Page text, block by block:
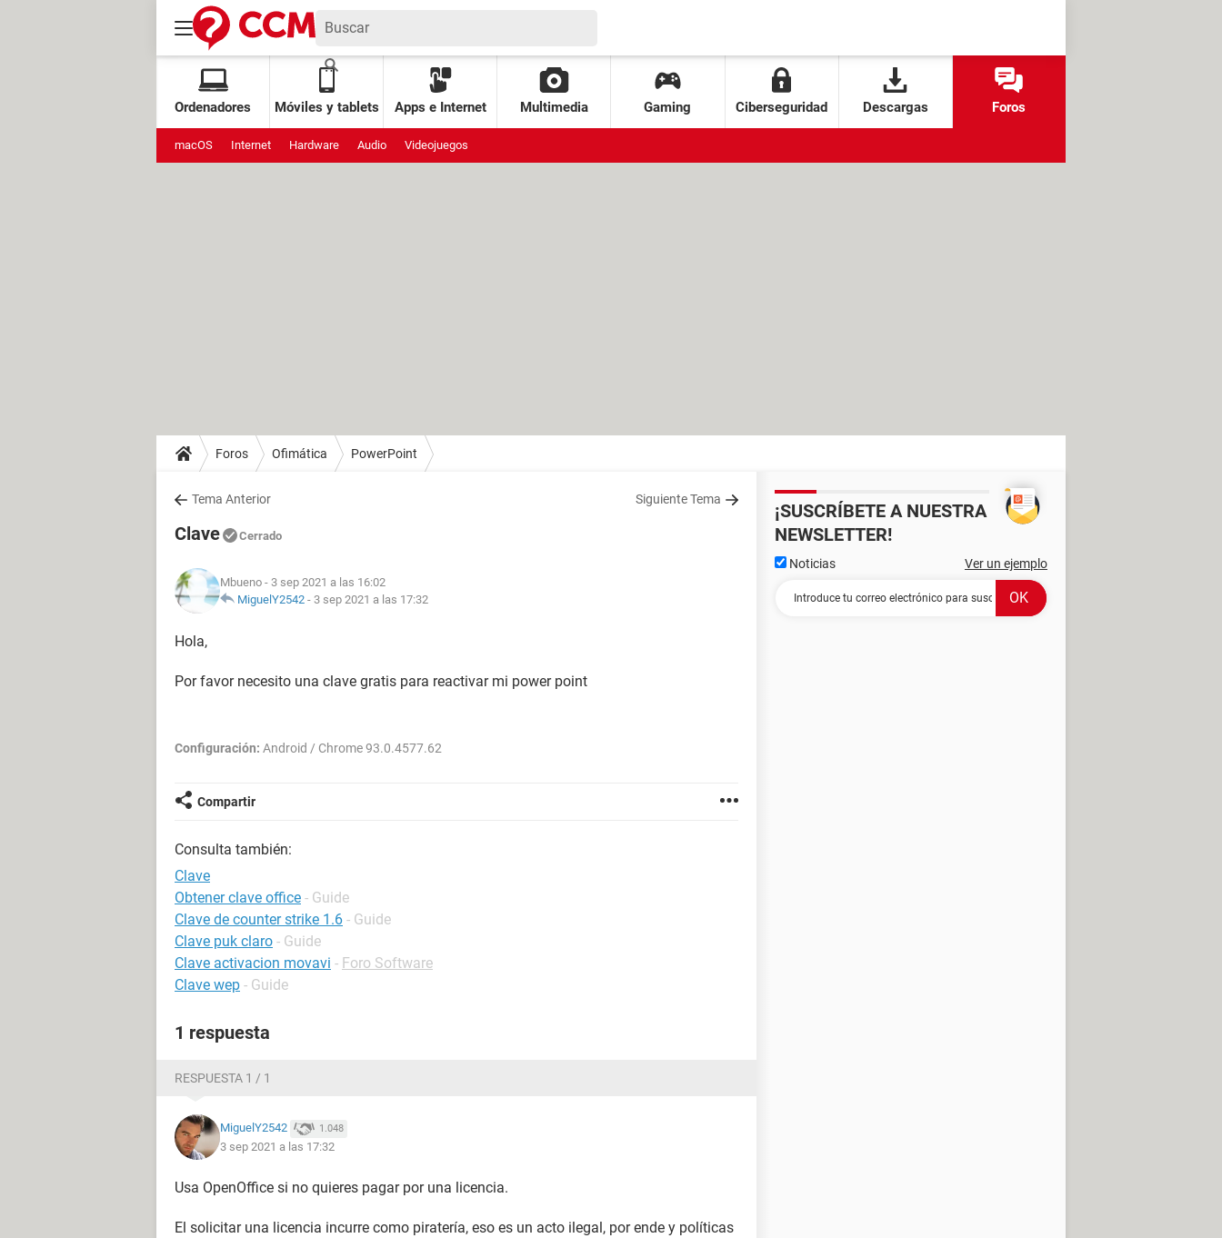
Ordenadores Móviles y tablets Apps e Internet Multimedia Gaming Ciberseguridad Descargas Foros
macOS Internet Hardware Audio Videojuegos
Foros Ofimática PowerPoint
Tema Anterior Siguiente Tema
Clave Cerrado
Mbueno - 3 sep 2021 a las 16:02
MiguelY2542 - 3 sep 2021 a las 17:32
Hola,
Por favor necesito una clave gratis para reactivar mi power point
Configuración: Android / Chrome 93.0.4577.62
Compartir
Consulta también:
Clave
Obtener clave office - Guide
Clave de counter strike 1.6 - Guide
Clave puk claro - Guide
Clave activacion movavi - Foro Software
Clave wep - Guide
1 respuesta
RESPUESTA 1 / 1
MiguelY2542 1.048
3 sep 2021 a las 17:32
Usa OpenOffice si no quieres pagar por una licencia.
El solicitar una licencia incurre como piratería, eso es un acto ilegal, por ende y políticas
¡SUSCRÍBETE A NUESTRA
NEWSLETTER!
Noticias Ver un ejemplo